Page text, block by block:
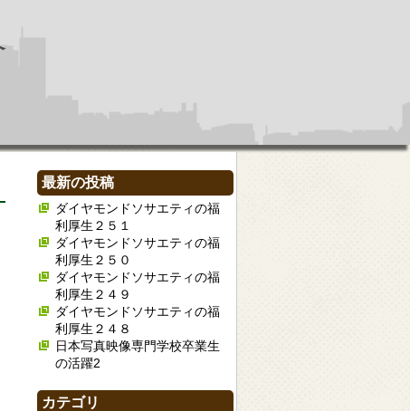
最新の投稿
ダイヤモンドソサエティの福
利厚生２５１
ダイヤモンドソサエティの福
利厚生２５０
ダイヤモンドソサエティの福
利厚生２４９
ダイヤモンドソサエティの福
利厚生２４８
日本写真映像専門学校卒業生
の活躍2
カテゴリ